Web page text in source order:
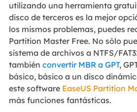
utilizando una herramienta
disco de terceros es la mejor
los mismos problemas, puedes
Partition Master Free. No sólo
sistema de archivos a NTFS/
también convertir MBR a GPT,
básico, básico a un disco
este software EaseUS Partition
más funciones fantásticas.